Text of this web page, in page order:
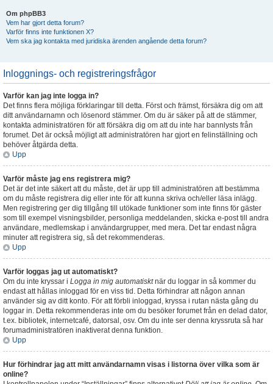
Om phpBB3
Vem har gjort detta forum?
Varför finns inte funktionen X?
Vem ska jag kontakta med juridiska ärenden angående detta forum?
Inloggnings- och registreringsfrågor
Varför kan jag inte logga in?
Det finns flera möjliga förklaringar till detta. Först och främst, försäkra dig om att
ditt användarnamn och lösenord stämmer. Om du är säker på att de stämmer,
kontakta administratören för att försäkra dig om att du inte har bannlysts från
forumet. Det är också möjligt att administratören har gjort en felinställning och
behöver åtgärda detta.
Upp
Varför måste jag ens registrera mig?
Det är det inte säkert att du måste, det är upp till administratören att bestämma
om du måste registrera dig eller inte för att kunna skriva och/eller läsa inlägg.
Men registrering ger dig tillgång till utökade funktioner som inte finns för gäster
som till exempel visningsbilder, personliga meddelanden, skicka e-post till andra
användare, medlemskap i användargrupper, med mera. Det tar endast några
minuter att registrera sig, så det rekommenderas.
Upp
Varför loggas jag ut automatiskt?
Om du inte kryssar i Logga in mig automatisktnär du loggar in så kommer du
endast att hållas inloggad för en viss tid. Detta förhindrar att någon annan
använder sig av ditt konto. För att förbli inloggad, kryssa i rutan nästa gång du
loggar in. Detta rekommenderas inte om du besöker forumet från en delad dator,
t.ex. bibliotek, internetcafé, datorsal, osv. Om du inte ser denna kryssruta så har
forumadministratören inaktiverat denna funktion.
Upp
Hur förhindrar jag att mitt användarnamn visas i listorna över vilka som är
online?